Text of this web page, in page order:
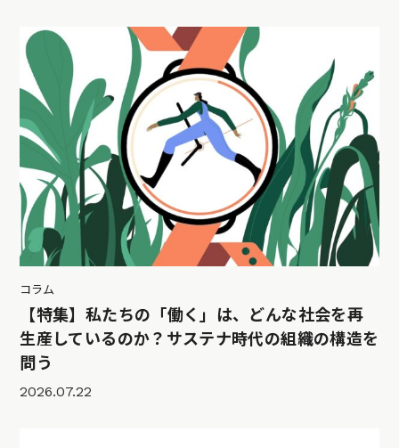
コラム
【特集】私たちの「働く」は、どんな社会を再
生産しているのか？サステナ時代の組織の構造を
問う
2026.07.22